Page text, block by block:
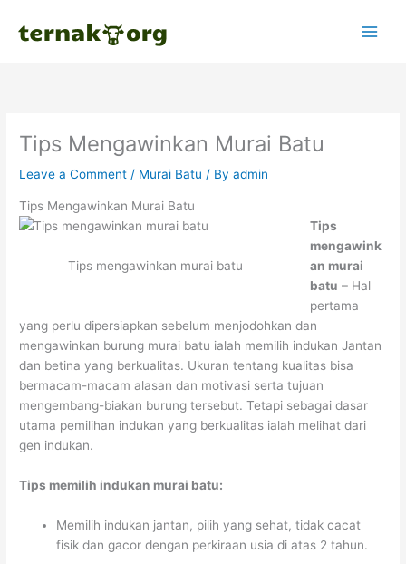
Tips Mengawinkan Murai Batu
Leave a Comment / Murai Batu / Byadmin
Tips Mengawinkan Murai Batu
Tips mengawinkan murai batu
Tips
mengawink
an murai
batu – Hal
pertama
yang perlu dipersiapkan sebelum menjodohkan dan
mengawinkan burung murai batu ialah memilih indukan Jantan
dan betina yang berkualitas. Ukuran tentang kualitas bisa
bermacam-macam alasan dan motivasi serta tujuan
mengembang-biakan burung tersebut. Tetapi sebagai dasar
utama pemilihan indukan yang berkualitas ialah melihat dari
gen indukan.
Tips memilih indukan murai batu:
Memilih indukan jantan, pilih yang sehat, tidak cacat
fisik dan gacor dengan perkiraan usia di atas 2 tahun.